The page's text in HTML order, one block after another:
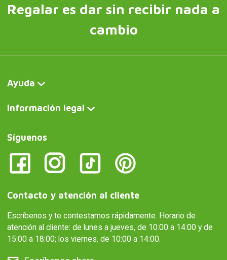
Regalar es dar sin recibir nada a
cambio
Ayuda
Información legal
Síguenos
Contacto y atención al cliente
Escríbenos y te contestamos rápidamente. Horario de
atención al cliente: de lunes a jueves, de 10:00 a 14:00 y de
15:00 a 18:00; los viernes, de 10:00 a 14:00.